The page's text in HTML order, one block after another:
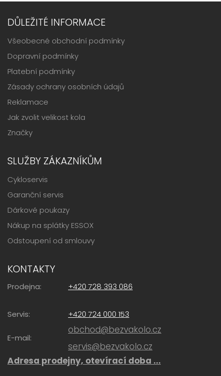
DŮLEŽITÉ INFORMACE
Všeobecné obchodní podmínky
Dopravní podmínky
Platební podmínky
Zásady ochrany osobních údajů
Reklamace
Jak zvolit velikost kola
Značky
SLUŽBY ZÁKAZNÍKŮM
Cykloservis
Garanční servis
Dárkové poukazy
Nákup na splátky ESSOX
Odstoupení od smlouvy
KONTAKTY
Prodejna: +420 728 393 086
Servis: +420 724 000 153
E-mail:
obchod@bezvakolo.cz
servis@bezvakolo.cz
Adresa prodejny, otevírací doba ...